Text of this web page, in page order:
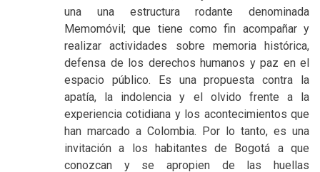
una una estructura rodante denominada
Memomóvil; que tiene como fin acompañar y
realizar actividades sobre memoria histórica,
defensa de los derechos humanos y paz en el
espacio público. Es una propuesta contra la
apatía, la indolencia y el olvido frente a la
experiencia cotidiana y los acontecimientos que
han marcado a Colombia. Por lo tanto, es una
invitación a los habitantes de Bogotá a que
conozcan y se apropien de las huellas